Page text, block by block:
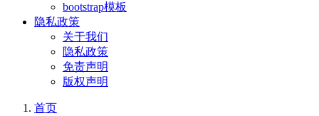
bootstrap模板
隐私政策
关于我们
隐私政策
免责声明
版权声明
首页